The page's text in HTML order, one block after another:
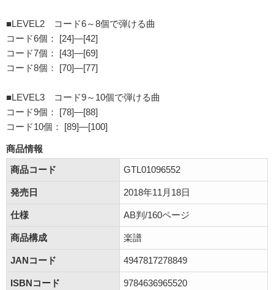
■LEVEL2 コード6～8個で弾ける曲
コード6個： [24]―[42]
コード7個： [43]―[69]
コード8個： [70]―[77]
■LEVEL3 コード9～10個で弾ける曲
コード9個： [78]―[88]
コード10個： [89]―[100]
商品情報
商品コード
GTL01096552
発売日 2018年11月18日
仕様 AB判/160ページ
商品構成 楽譜
JANコード 4947817278849
ISBNコード 9784636965520